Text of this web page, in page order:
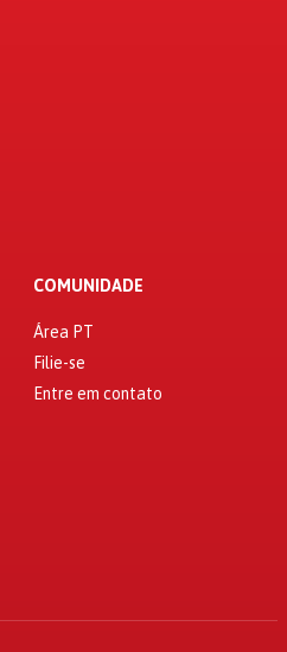
COMUNIDADE
Área PT
Filie-se
Entre em contato